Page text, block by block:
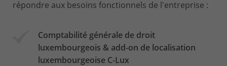
répondre aux besoins fonctionnels de l'entreprise :
Comptabilité générale de droit
luxembourgeois & add-on de localisation
luxembourgeoise C-Lux